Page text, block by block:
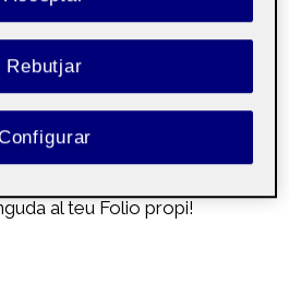
Rebutjar